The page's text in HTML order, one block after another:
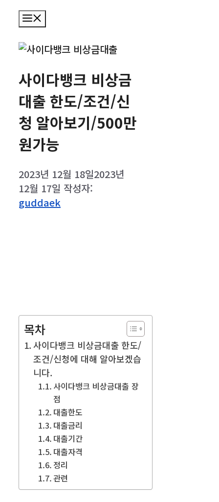
사이다뱅크 비상금
대출 한도/조건/신
청 알아보기/500만
원가능
2023년 12월 18일2023년
12월 17일 작성자:
guddaek
목차
사이다뱅크 비상금대출 한도/
조건/신청에 대해 알아보겠습
니다.
사이다뱅크 비상금대출 장
점
대출한도
대출금리
대출기간
대출자격
정리
관련